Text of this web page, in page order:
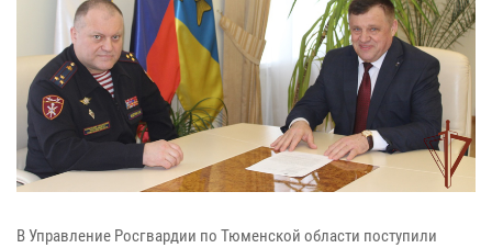
В Управление Росгвардии по Тюменской области поступили